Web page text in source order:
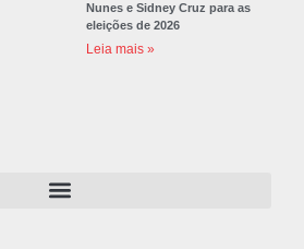
Nunes e Sidney Cruz para as
eleições de 2026
Leia mais »